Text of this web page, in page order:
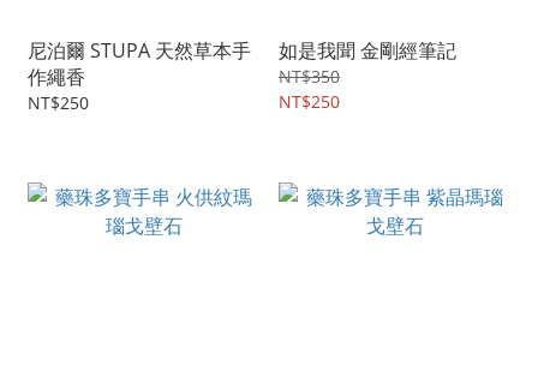
尼泊爾 STUPA 天然草本手
作繩香
NT$250
如是我聞 金剛經筆記
NT$350
NT$250